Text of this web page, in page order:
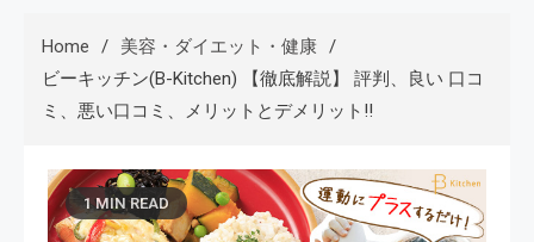
Home
美容・ダイエット・健康
ビーキッチン(B-Kitchen) 【徹底解説】 評判、良い 口コ
ミ、悪い口コミ、メリットとデメリット!!
1 MIN READ